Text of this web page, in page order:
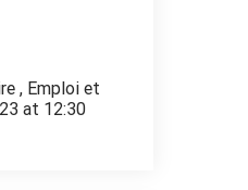
, Emploi et
at 12:30